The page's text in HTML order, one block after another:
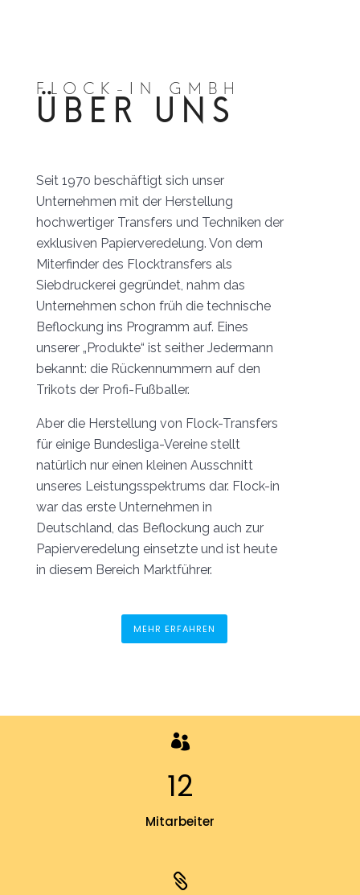
FLOCK-IN GMBH
Seit 1970 beschäftigt sich unser
Unternehmen mit der Herstellung
hochwertiger Transfers und Techniken der
exklusiven Papierveredelung. Von dem
Miterfinder des Flocktransfers als
Siebdruckerei gegründet, nahm das
Unternehmen schon früh die technische
Beflockung ins Programm auf. Eines
unserer „Produkte“ ist seither Jedermann
bekannt: die Rückennummern auf den
Trikots der Profi-Fußballer.
Aber die Herstellung von Flock-Transfers
für einige Bundesliga-Vereine stellt
natürlich nur einen kleinen Ausschnitt
unseres Leistungsspektrums dar. Flock-in
war das erste Unternehmen in
Deutschland, das Beflockung auch zur
Papierveredelung einsetzte und ist heute
in diesem Bereich Marktführer.
MEHR ERFAHREN
12
Mitarbeiter